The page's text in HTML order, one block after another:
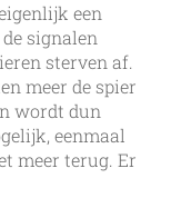
een
signalen
sterven af.
meer de spier
wordt dun
eenmaal
meer terug. Er